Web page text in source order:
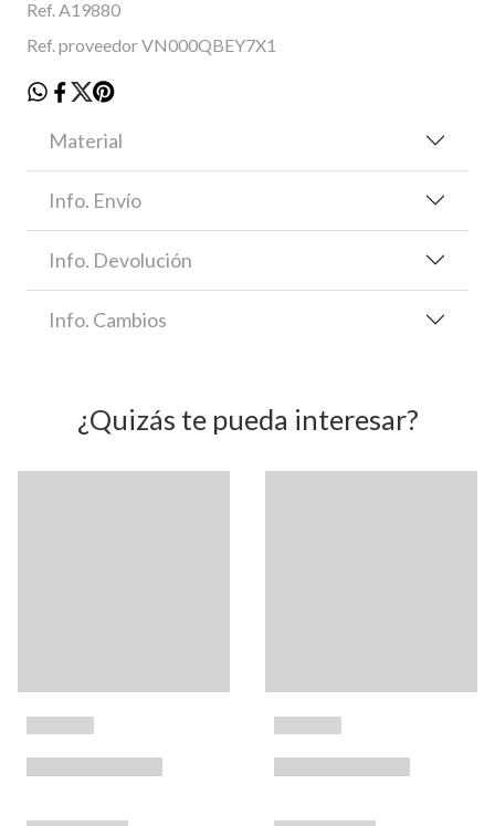
Ref. A19880
Ref. proveedor VN000QBEY7X1
Material
Info. Envío
Info. Devolución
Info. Cambios
¿Quizás te pueda interesar?